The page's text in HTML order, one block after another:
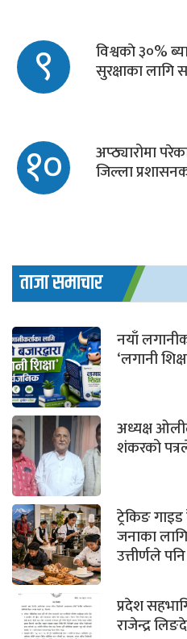
९ विश्वकाे ३०%
सुरक्षाका लागि
१० अप्ठ्यारोमा
जिल्ला
ताजा समाचार
नयाँ
‘लगानी
अध्यक्ष
शंकरको
ट्रेकिङ
जनाका
उत्तीर्णले
प्रदेश
राजेन्द्र